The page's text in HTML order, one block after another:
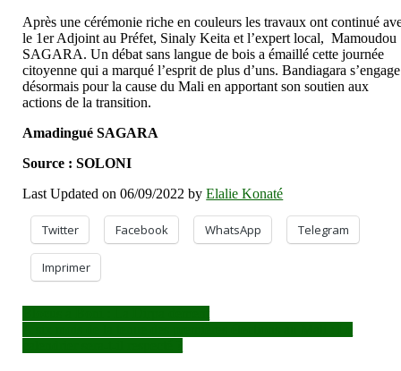
Après une cérémonie riche en couleurs les travaux ont continué
le 1er Adjoint au Préfet, Sinaly Keita et l’expert local, Mamoudou
SAGARA. Un débat sans langue de bois a émaillé cette journée
citoyenne qui a marqué l’esprit de plus d’uns. Bandiagara s’engage
désormais pour la cause du Mali en apportant son soutien aux
actions de la transition.
Amadingué SAGARA
Source : SOLONI
Last Updated on 06/09/2022 byElalie Konaté
Twitter Facebook WhatsApp Telegram
Imprimer
Navigation
de